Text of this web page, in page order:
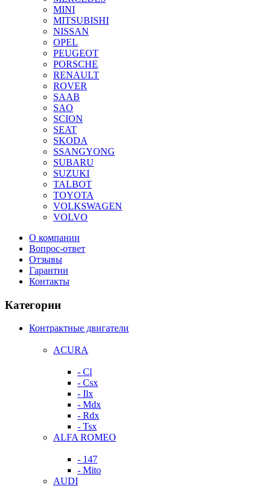
MINI
MITSUBISHI
NISSAN
OPEL
PEUGEOT
PORSCHE
RENAULT
ROVER
SAAB
SAO
SCION
SEAT
SKODA
SSANGYONG
SUBARU
SUZUKI
TALBOT
TOYOTA
VOLKSWAGEN
VOLVO
О компании
Вопрос-ответ
Отзывы
Гарантии
Контакты
Категории
Контрактные двигатели
ACURA
- Cl
- Csx
- Ilx
- Mdx
- Rdx
- Tsx
ALFA ROMEO
- 147
- Mito
AUDI